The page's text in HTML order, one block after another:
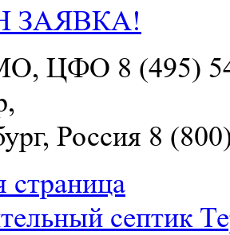
ЗАЯВКА!
ЦФО 8 (495)
Россия 8
страница
септик